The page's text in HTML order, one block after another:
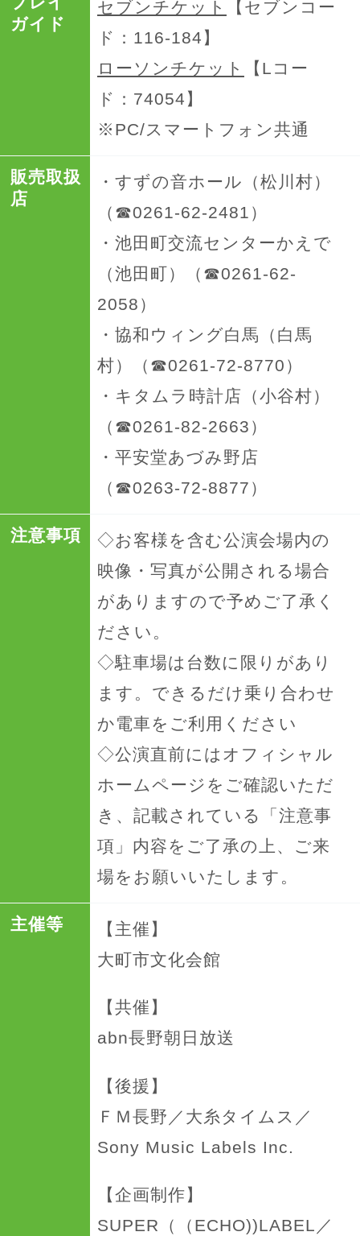
ガイド
セブンチケット
【セブンコー
ド：116-184】
ローソンチケット
【Lコー
ド：74054】
※PC/スマートフォン共通
販売取扱
店
・すずの音ホール（松川村）
（☎0261-62-2481）
・池田町交流センターかえで
（池田町）（☎0261-62-
2058）
・協和ウィング白馬（白馬
村）（☎0261-72-8770）
・キタムラ時計店（小谷村）
（☎0261-82-2663）
・平安堂あづみ野店
（☎0263-72-8877）
注意事項
◇お客様を含む公演会場内の
映像・写真が公開される場合
がありますので予めご了承く
ださい。
◇駐車場は台数に限りがあり
ます。できるだけ乗り合わせ
か電車をご利用ください
◇公演直前にはオフィシャル
ホームページをご確認いただ
き、記載されている「注意事
項」内容をご了承の上、ご来
場をお願いいたします。
主催等
【主催】
大町市文化会館
【共催】
abn長野朝日放送
【後援】
ＦＭ長野／大糸タイムス／
Sony Music Labels Inc.
【企画制作】
SUPER（（ECHO))LABEL／